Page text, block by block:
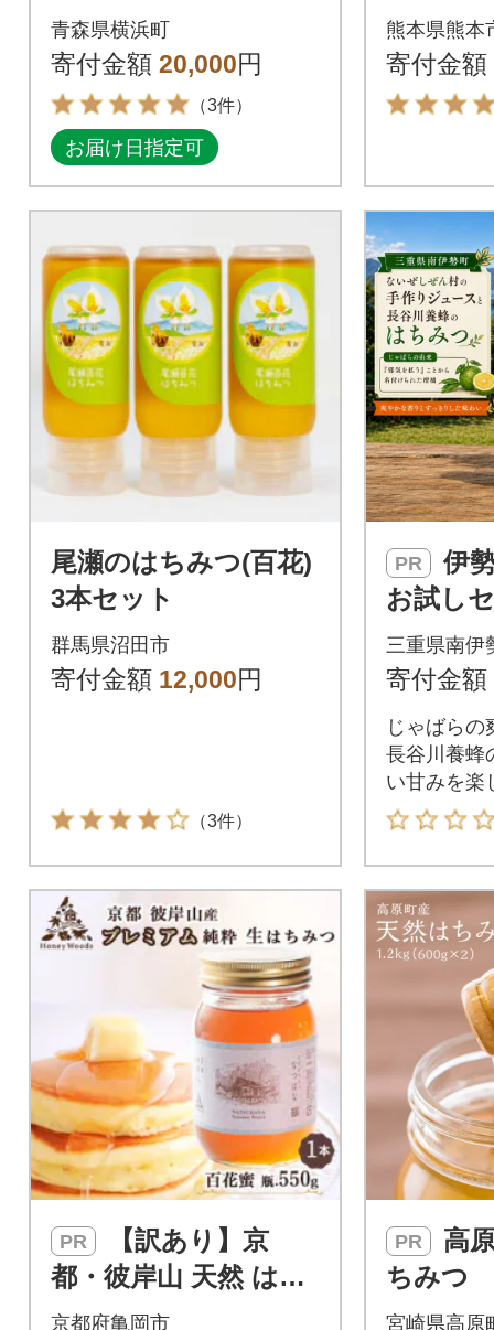
蜜 厳選アカシア蜂蜜
1,000g
青森県横浜町
寄付金額 20,000円
（3件）
お届け日指定可
熊本県熊本
寄付金額
尾瀬のはちみつ(百花)
3本セット
群馬県沼田市
寄付金額 12,000円
（3件）
PR
伊勢志摩の恵み
お試し
しぜん
ュース2
g
三重県南伊
寄付金額
じゃばらの
長谷川養蜂
い甘みを楽
PR
都・彼岸山 天然 はち
みつ 百花蜜 550g≪H
京都府亀岡市
PR
ちみつ
2本)
宮崎県高原